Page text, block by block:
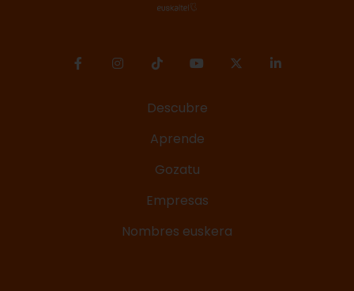
Descubre
Aprende
Gozatu
Empresas
Nombres euskera